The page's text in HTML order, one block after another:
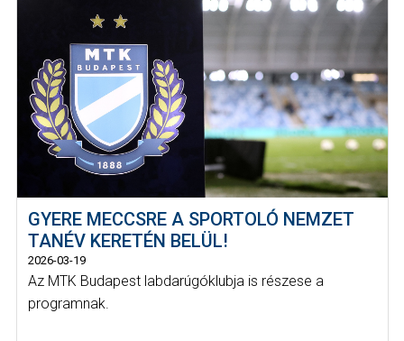
GYERE MECCSRE A SPORTOLÓ NEMZET
TANÉV KERETÉN BELÜL!
2026-03-19
Az MTK Budapest labdarúgóklubja is részese a
programnak.